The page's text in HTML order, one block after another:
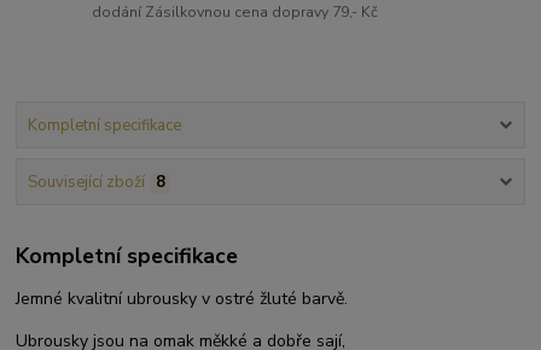
dodání Zásilkovnou cena dopravy 79,- Kč
Kompletní specifikace
Související zboží 8
Kompletní specifikace
Jemné kvalitní ubrousky v ostré žluté barvě.
Ubrousky jsou na omak měkké a dobře sají,